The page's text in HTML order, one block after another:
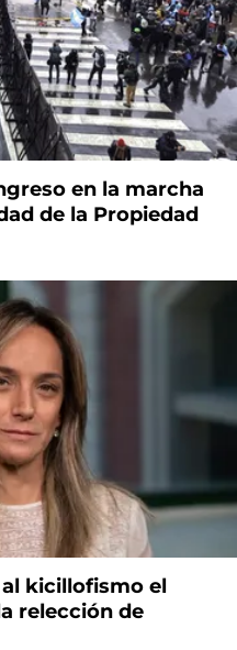
en la marcha
de la Propiedad
kicillofismo el
relección de